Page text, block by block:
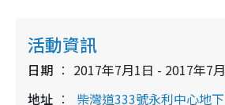
活動資訊
日期
2017年7月1日 - 2017年7
地址
柴灣道333號永利中心地下